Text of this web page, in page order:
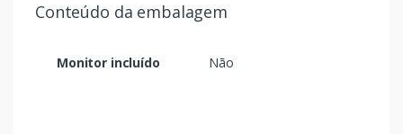
Conteúdo da embalagem
Monitor incluído Não